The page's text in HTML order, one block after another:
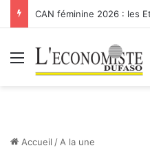
Menu
Accueil / A la une